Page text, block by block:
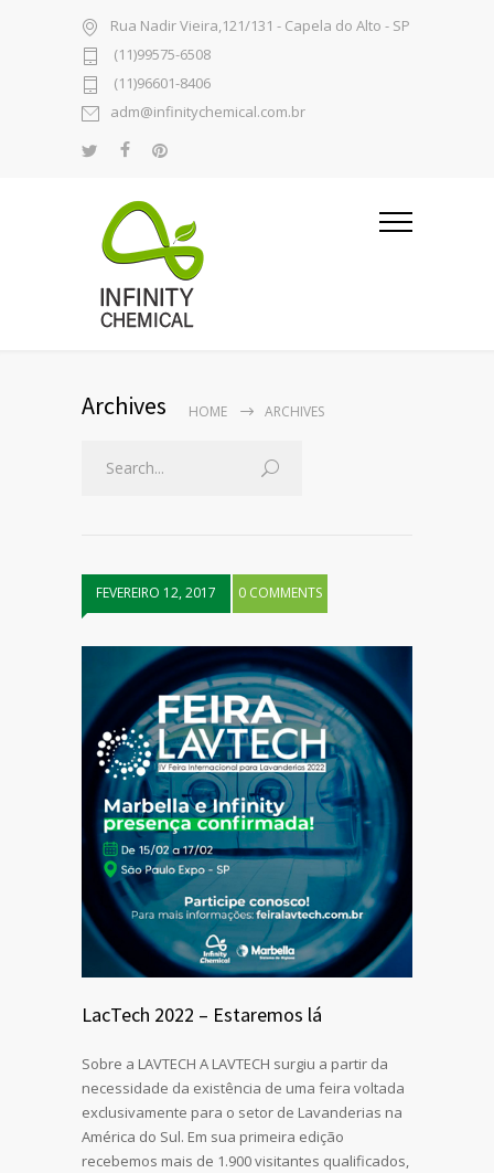
Rua Nadir Vieira,121/131 - Capela do Alto - SP
(11)99575-6508
(11)96601-8406
adm@infinitychemical.com.br
Archives HOME ARCHIVES
FEVEREIRO 12, 2017 0 COMMENTS
LacTech 2022 – Estaremos lá
Sobre a LAVTECH A LAVTECH surgiu a partir da
necessidade da existência de uma feira voltada
exclusivamente para o setor de Lavanderias na
América do Sul. Em sua primeira edição
recebemos mais de 1.900 visitantes qualificados,